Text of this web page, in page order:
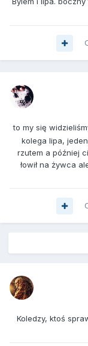
to my się
kolega lipa,
rzutem a później
łowił na żywca
Koledzy, ktoś